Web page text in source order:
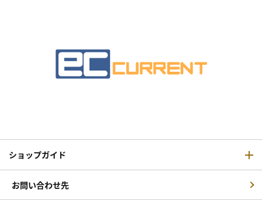
ショップガイド
お問い合わせ先